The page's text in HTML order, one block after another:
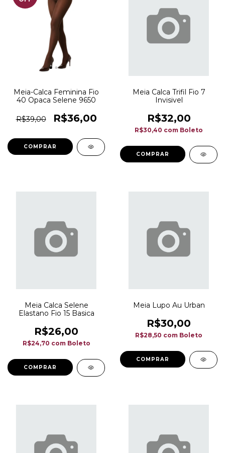
Meia-Calca Feminina Fio
40 Opaca Selene 9650
R$39,00 R$36,00
COMPRAR
Meia Calca Trifil Fio 7
Invisivel
R$32,00
R$30,40 com Boleto
COMPRAR
Meia Calca Selene
Elastano Fio 15 Basica
R$26,00
R$24,70 com Boleto
COMPRAR
Meia Lupo Au Urban
R$30,00
R$28,50 com Boleto
COMPRAR